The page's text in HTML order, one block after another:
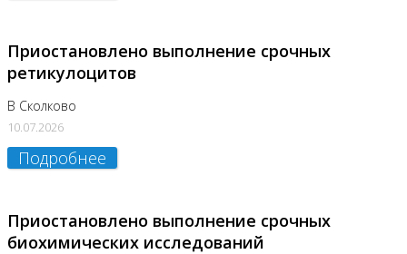
Приостановлено выполнение срочных
ретикулоцитов
В Сколково
10.07.2026
Подробнее
Приостановлено выполнение срочных
биохимических исследований